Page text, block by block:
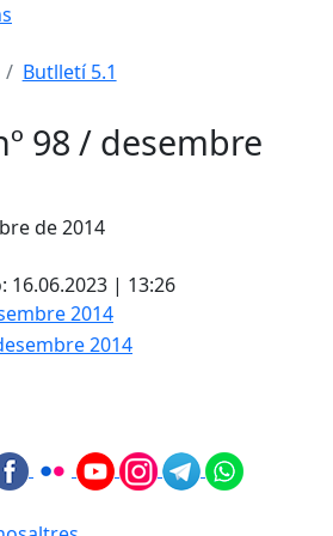
Butlletí 5.1
98 / desembre
de 2014
16.06.2023 | 13:26
2014